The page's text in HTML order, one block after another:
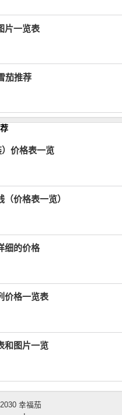
片一览表
茄推荐
价格表一览
价格表一览）
细的价格
价格一览表
和图片一览
幸福茄